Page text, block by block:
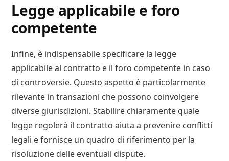
Legge applicabile e foro
competente
Infine, è indispensabile specificare la legge
applicabile al contratto e il foro competente in caso
di controversie. Questo aspetto è particolarmente
rilevante in transazioni che possono coinvolgere
diverse giurisdizioni. Stabilire chiaramente quale
legge regolerà il contratto aiuta a prevenire conflitti
legali e fornisce un quadro di riferimento per la
risoluzione delle eventuali dispute.